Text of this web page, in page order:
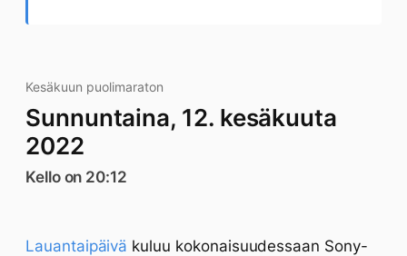
Kesäkuun puolimaraton
Sunnuntaina, 12. kesäkuuta
2022
Kello on 20:12
Lauantaipäivä kuluu kokonaisuudessaan Sony-